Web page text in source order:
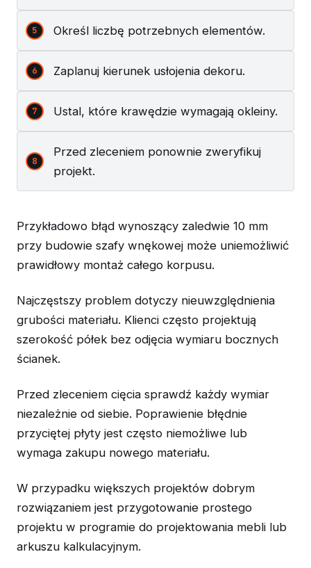
Określ liczbę potrzebnych elementów.
Zaplanuj kierunek usłojenia dekoru.
Ustal, które krawędzie wymagają okleiny.
Przed zleceniem ponownie zweryfikuj
projekt.
Przykładowo błąd wynoszący zaledwie 10 mm
przy budowie szafy wnękowej może uniemożliwić
prawidłowy montaż całego korpusu.
Najczęstszy problem dotyczy nieuwzględnienia
grubości materiału. Klienci często projektują
szerokość półek bez odjęcia wymiaru bocznych
ścianek.
Przed zleceniem cięcia sprawdź każdy wymiar
niezależnie od siebie. Poprawienie błędnie
przyciętej płyty jest często niemożliwe lub
wymaga zakupu nowego materiału.
W przypadku większych projektów dobrym
rozwiązaniem jest przygotowanie prostego
projektu w programie do projektowania mebli lub
arkuszu kalkulacyjnym.